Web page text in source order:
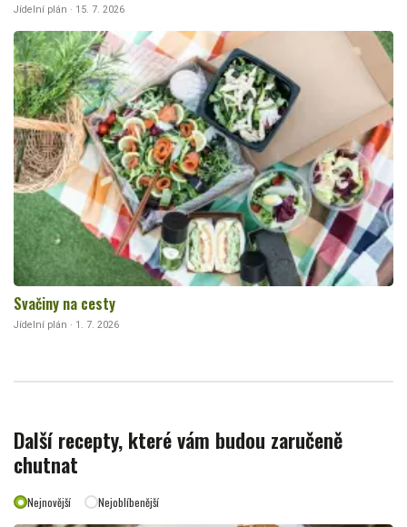
Jídelní plán · 15. 7. 2026
Svačiny na cesty
Jídelní plán · 1. 7. 2026
Další recepty, které vám budou zaručeně
chutnat
Nejnovější Nejoblíbenější